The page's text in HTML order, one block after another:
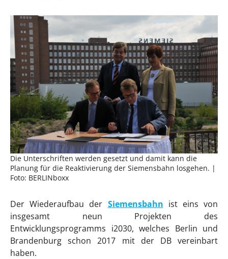
Die Unterschriften werden gesetzt und damit kann die
Planung für die Reaktivierung der Siemensbahn losgehen. |
Foto: BERLINboxx
Der Wiederaufbau der Siemensbahn ist eins von
insgesamt neun Projekten des
Entwicklungsprogramms i2030, welches Berlin und
Brandenburg schon 2017 mit der DB vereinbart
haben.